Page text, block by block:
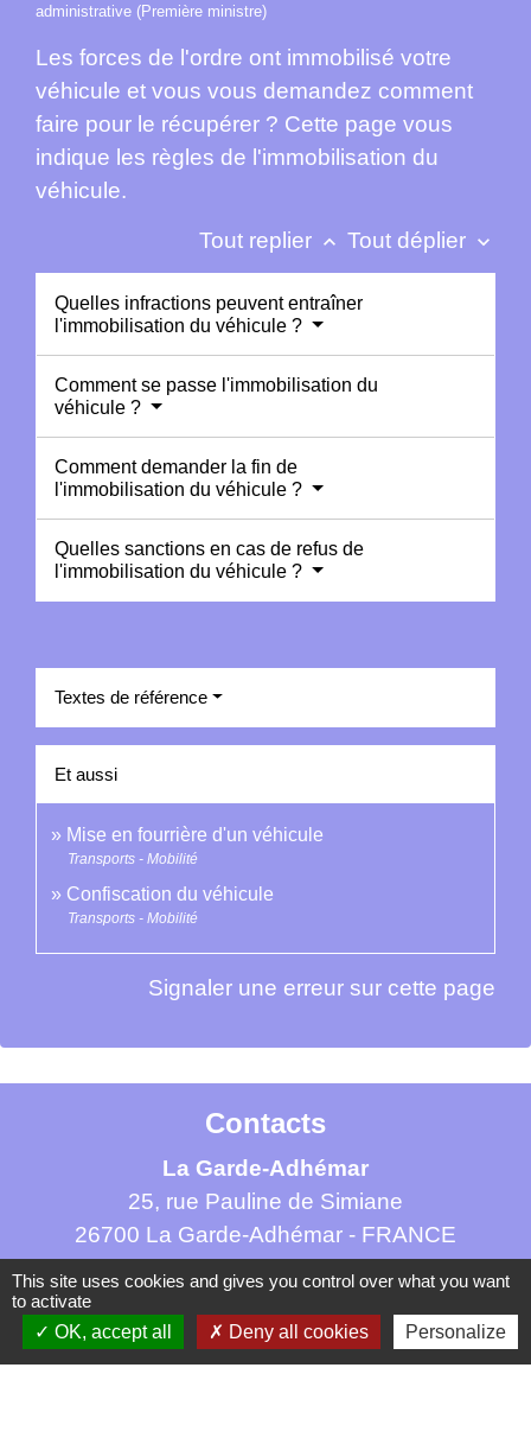
administrative (Première ministre)
Les forces de l'ordre ont immobilisé votre
véhicule et vous vous demandez comment
faire pour le récupérer ? Cette page vous
indique les règles de l'immobilisation du
véhicule.
Tout replier keyboard_arrow_up Tout déplier keyboard_arrow_down
Quelles infractions peuvent entraîner
l'immobilisation du véhicule ?
Comment se passe l'immobilisation du
véhicule ?
Comment demander la fin de
l'immobilisation du véhicule ?
Quelles sanctions en cas de refus de
l'immobilisation du véhicule ?
Textes de référence
Et aussi
Mise en fourrière d'un véhicule
Transports - Mobilité
Confiscation du véhicule
Transports - Mobilité
Signaler une erreur sur cette page
Contacts
La Garde-Adhémar
25, rue Pauline de Simiane
26700 La Garde-Adhémar - FRANCE
This site uses cookies and gives you control over what you want
to activate
OK, accept all
Deny all cookies Personalize